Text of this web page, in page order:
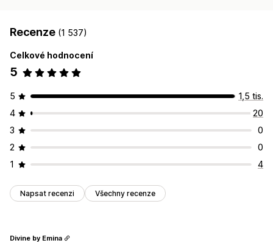
Recenze (1 537)
Celkové hodnocení
5
5
1,5 tis.
4
20
3
0
2
0
1
4
Napsat recenzi Všechny recenze
Divine by Emina